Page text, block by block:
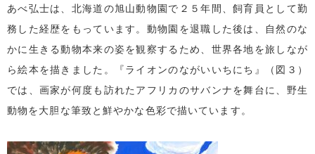
あべ弘士は、北海道の旭山動物園で２５年間、飼育員として勤
務した経歴をもっています。動物園を退職した後は、自然のな
かに生きる動物本来の姿を観察するため、世界各地を旅しなが
ら絵本を描きました。『ライオンのながいいちにち』（図３）
では、画家が何度も訪れたアフリカのサバンナを舞台に、野生
動物を大胆な筆致と鮮やかな色彩で描いています。